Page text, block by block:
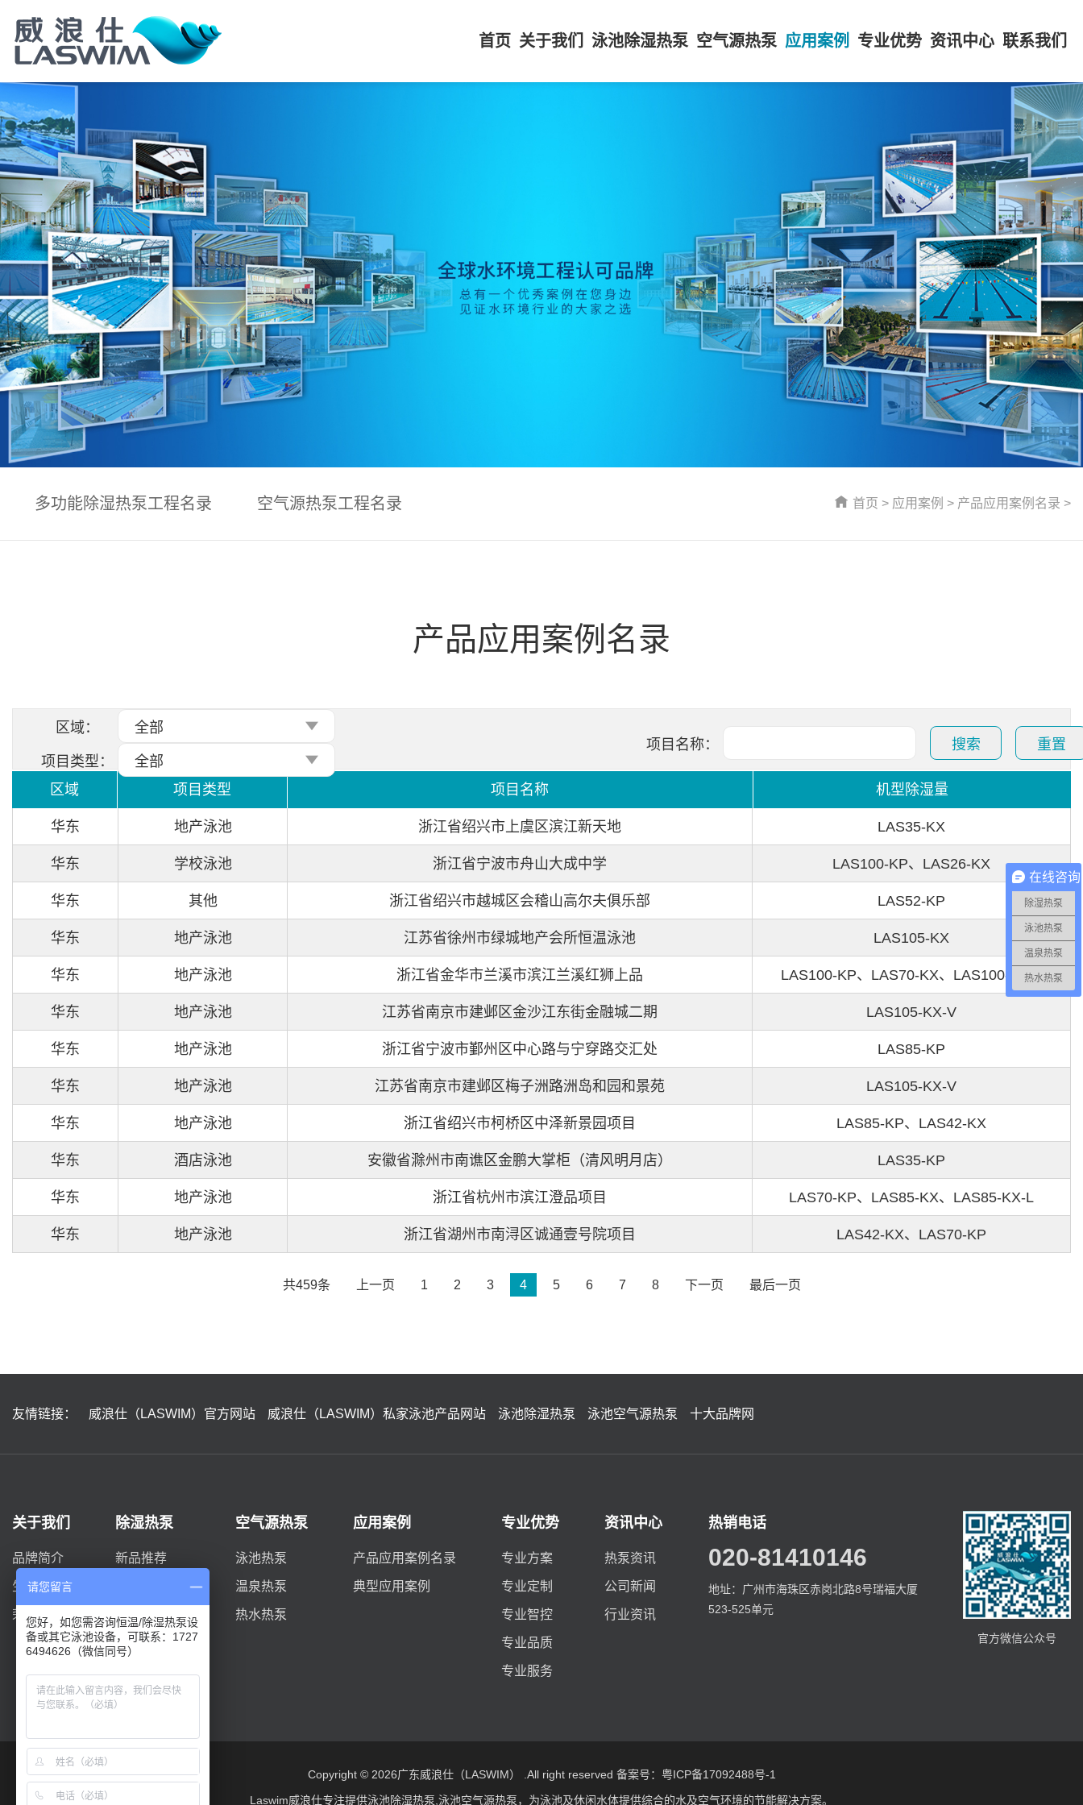
首页 关于我们 泳池除湿热泵 空气源热泵 应用案例 专业优势 资讯中心 联系我们
多功能除湿热泵工程名录 空气源热泵工程名录 首页 > 应用案例 > 产品应用案例名录 >
产品应用案例名录
区域： 全部
项目类型： 全部
项目名称： 搜索 重置
区域 项目类型 项目名称 机型除湿量
华东 地产泳池 浙江省绍兴市上虞区滨江新天地 LAS35-KX
华东 学校泳池 浙江省宁波市舟山大成中学 LAS100-KP、LAS26-KX
华东 其他 浙江省绍兴市越城区会稽山高尔夫俱乐部 LAS52-KP
华东 地产泳池 江苏省徐州市绿城地产会所恒温泳池 LAS105-KX
华东 地产泳池 浙江省金华市兰溪市滨江兰溪红狮上品 LAS100-KP、LAS70-KX、LAS100-KX-L
华东 地产泳池 江苏省南京市建邺区金沙江东街金融城二期 LAS105-KX-V
华东 地产泳池 浙江省宁波市鄞州区中心路与宁穿路交汇处 LAS85-KP
华东 地产泳池 江苏省南京市建邺区梅子洲路洲岛和园和景苑 LAS105-KX-V
华东 地产泳池 浙江省绍兴市柯桥区中泽新景园项目 LAS85-KP、LAS42-KX
华东 酒店泳池 安徽省滁州市南谯区金鹏大掌柜（清风明月店） LAS35-KP
华东 地产泳池 浙江省杭州市滨江澄品项目 LAS70-KP、LAS85-KX、LAS85-KX-L
华东 地产泳池 浙江省湖州市南浔区诚通壹号院项目 LAS42-KX、LAS70-KP
共459条 上一页 1 2 3 4 5 6 7 8 下一页 最后一页
友情链接： 威浪仕（LASWIM）官方网站 威浪仕（LASWIM）私家泳池产品网站 泳池除湿热泵 泳池空气源热泵 十大品牌网
关于我们
品牌简介
生产实力
荣誉资质
除湿热泵
新品推荐
柜式系列
双风机D系列
空气源热泵
泳池热泵
温泉热泵
热水热泵
应用案例
产品应用案例名录
典型应用案例
专业优势
专业方案
专业定制
专业智控
专业品质
专业服务
资讯中心
热泵资讯
公司新闻
行业资讯
热销电话
020-81410146
地址：广州市海珠区赤岗北路8号瑞福大厦
523-525单元
官方微信公众号
Copyright © 2026广东威浪仕（LASWIM） .All right reserved 备案号：粤ICP备17092488号-1
Laswim威浪仕专注提供泳池除湿热泵 泳池空气源热泵，为泳池及休闲水体提供综合的水及空气环境的节能解决方案。
在线咨询
除湿热泵
泳池热泵
温泉热泵
热水热泵
请您留言
您好，如您需咨询恒温/除湿热泵设
备或其它泳池设备，可联系：1727
6494626（微信同号）